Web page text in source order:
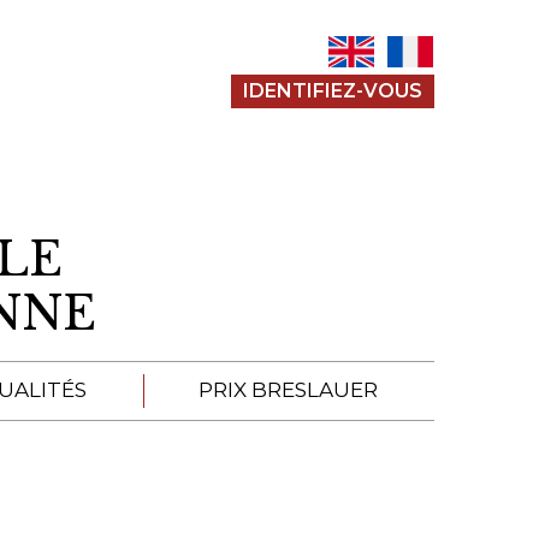
IDENTIFIEZ-VOUS
PRIX BRESLAUER